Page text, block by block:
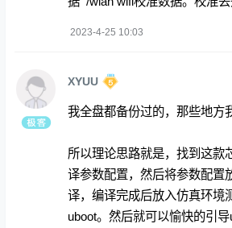
2023-4-25 10:03
XYUU
我全盘都备份过的，那些地方
所以理论思路就是，找到这款
译参数配置，然后将参数配置
译，编译完成后放入仿真环境
uboot。然后就可以愉快的引